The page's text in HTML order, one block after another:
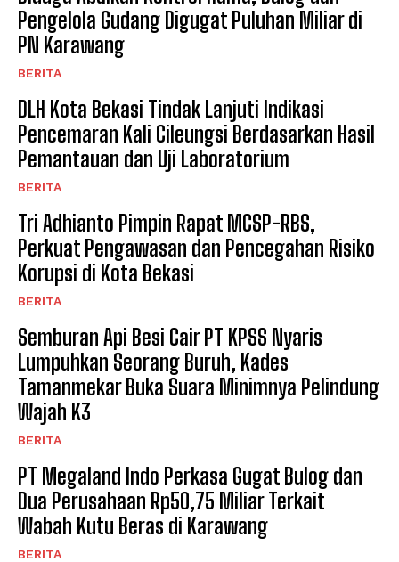
Pengelola Gudang Digugat Puluhan Miliar di
PN Karawang
BERITA
DLH Kota Bekasi Tindak Lanjuti Indikasi
Pencemaran Kali Cileungsi Berdasarkan Hasil
Pemantauan dan Uji Laboratorium
BERITA
Tri Adhianto Pimpin Rapat MCSP-RBS,
Perkuat Pengawasan dan Pencegahan Risiko
Korupsi di Kota Bekasi
BERITA
Semburan Api Besi Cair PT KPSS Nyaris
Lumpuhkan Seorang Buruh, Kades
Tamanmekar Buka Suara Minimnya Pelindung
Wajah K3
BERITA
PT Megaland Indo Perkasa Gugat Bulog dan
Dua Perusahaan Rp50,75 Miliar Terkait
Wabah Kutu Beras di Karawang
BERITA